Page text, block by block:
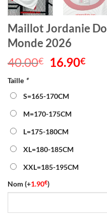
Maillot Jordanie
Monde 2026
40.00€
Le
était :
40.00€.
16.90€
Taille *
S=165-170CM
M=170-175CM
L=175-180CM
XL=180-185CM
XXL=185-195CM
Nom (+1.90€)